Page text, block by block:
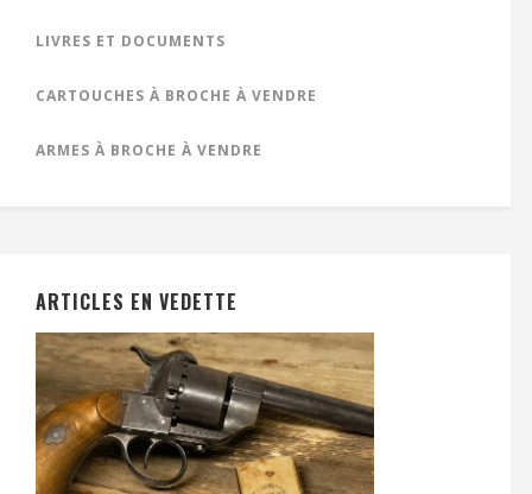
LIVRES ET DOCUMENTS
CARTOUCHES À BROCHE À VENDRE
ARMES À BROCHE À VENDRE
ARTICLES EN VEDETTE